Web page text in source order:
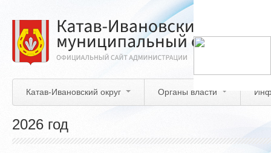
основному
содержанию
Катав-Ивановский округ Органы власти
2026 год